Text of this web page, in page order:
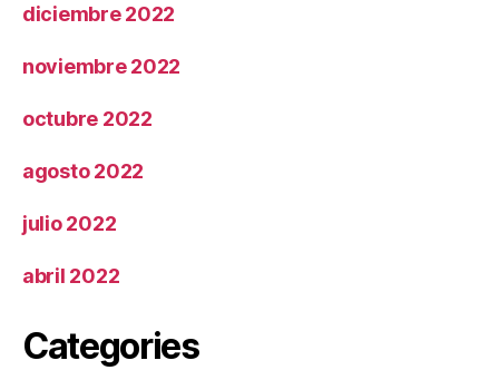
diciembre 2022
noviembre 2022
octubre 2022
agosto 2022
julio 2022
abril 2022
Categories